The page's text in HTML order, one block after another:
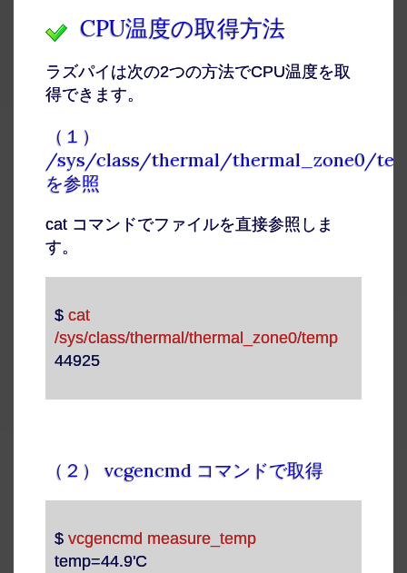
CPU温度の取得方法
ラズパイは次の2つの方法でCPU温度を取
得できます。
（１）
/sys/class/thermal/thermal_zone0/
を参照
cat コマンドでファイルを直接参照しま
す。
$ cat
/sys/class/thermal/thermal_zone0/temp
44925
（２） vcgencmd コマンドで取得
$ vcgencmd measure_temp
temp=44.9'C